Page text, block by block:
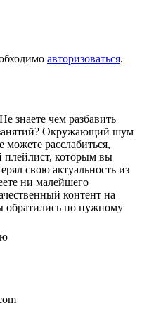
авторизоваться.
знаете чем разбавить
Окружающий шум
можете расслабиться,
которым вы
свою актуальность из
ни малейшего
контент на
обратились по нужному
большой радостью
слушателей! Специально
самых лучших
стилистиках. Огромное
востребованные и
и зарубежных